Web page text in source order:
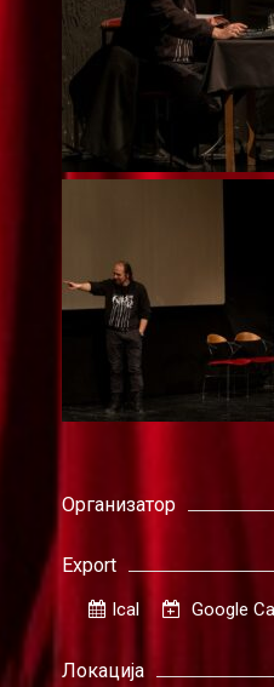
Организатор
Export
Ical Google
Локација